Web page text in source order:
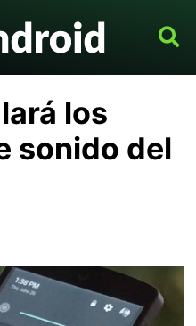
los
sonido del